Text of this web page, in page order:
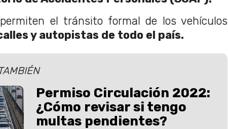
el tránsito formal de los vehículos
y autopistas de todo el país.
Permiso Circulación 2022:
¿Cómo revisar si tengo
multas pendientes?